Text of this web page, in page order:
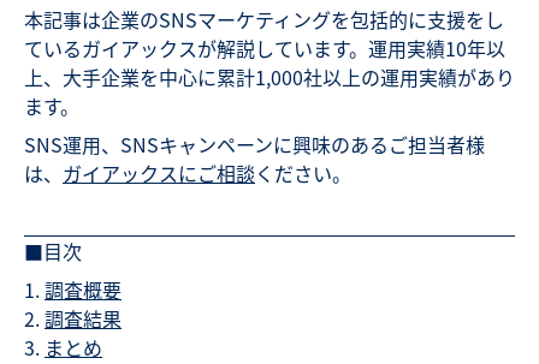
本記事は企業のSNSマーケティングを包括的に支援をし
ているガイアックスが解説しています。運用実績10年以
上、大手企業を中心に累計1,000社以上の運用実績があり
ます。
SNS運用、SNSキャンペーンに興味のあるご担当者様
は、 ガイアックスにご相談ください。
■目次
調査概要
調査結果
まとめ